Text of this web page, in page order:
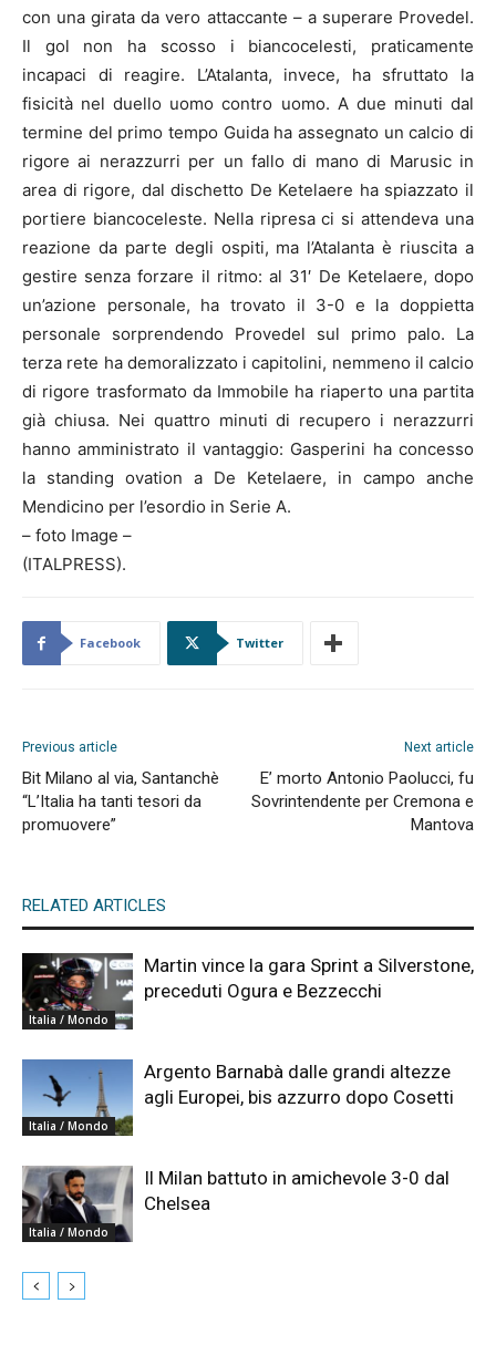
con una girata da vero attaccante – a superare Provedel.
Il gol non ha scosso i biancocelesti, praticamente
incapaci di reagire. L’Atalanta, invece, ha sfruttato la
fisicità nel duello uomo contro uomo. A due minuti dal
termine del primo tempo Guida ha assegnato un calcio di
rigore ai nerazzurri per un fallo di mano di Marusic in
area di rigore, dal dischetto De Ketelaere ha spiazzato il
portiere biancoceleste. Nella ripresa ci si attendeva una
reazione da parte degli ospiti, ma l’Atalanta è riuscita a
gestire senza forzare il ritmo: al 31′ De Ketelaere, dopo
un’azione personale, ha trovato il 3-0 e la doppietta
personale sorprendendo Provedel sul primo palo. La
terza rete ha demoralizzato i capitolini, nemmeno il calcio
di rigore trasformato da Immobile ha riaperto una partita
già chiusa. Nei quattro minuti di recupero i nerazzurri
hanno amministrato il vantaggio: Gasperini ha concesso
la standing ovation a De Ketelaere, in campo anche
Mendicino per l’esordio in Serie A.
– foto Image –
(ITALPRESS).
Facebook Twitter
Previous article
Bit Milano al via, Santanchè
“L’Italia ha tanti tesori da
promuovere”
Next article
E’ morto Antonio Paolucci, fu
Sovrintendente per Cremona e
Mantova
RELATED ARTICLES
Italia / Mondo
Martin vince la gara Sprint a Silverstone,
preceduti Ogura e Bezzecchi
Italia / Mondo
Argento Barnabà dalle grandi altezze
agli Europei, bis azzurro dopo Cosetti
Italia / Mondo
Il Milan battuto in amichevole 3-0 dal
Chelsea